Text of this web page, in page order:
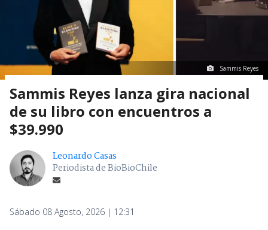
Sammis Reyes
Sammis Reyes lanza gira nacional
de su libro con encuentros a
$39.990
Leonardo Casas
Periodista de BioBioChile
Sábado 08 Agosto, 2026 | 12:31